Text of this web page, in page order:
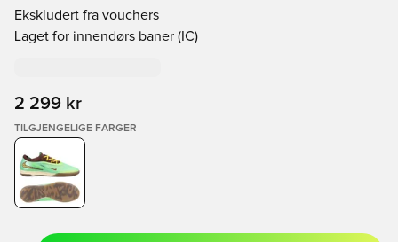
Ekskludert fra vouchers
Laget for innendørs baner (IC)
2 299 kr
TILGJENGELIGE FARGER